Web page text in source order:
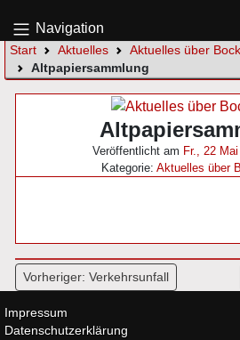
Navigation
Start Aktuelles
Aktuelles über
Altpapiersammlung
Veröffentlicht am Fr., 22
Kategorie: Aktuelles über
Beitragsnavigation
Vorheriger: Verkehrsunfall
Impressum
Datenschutzerklärung